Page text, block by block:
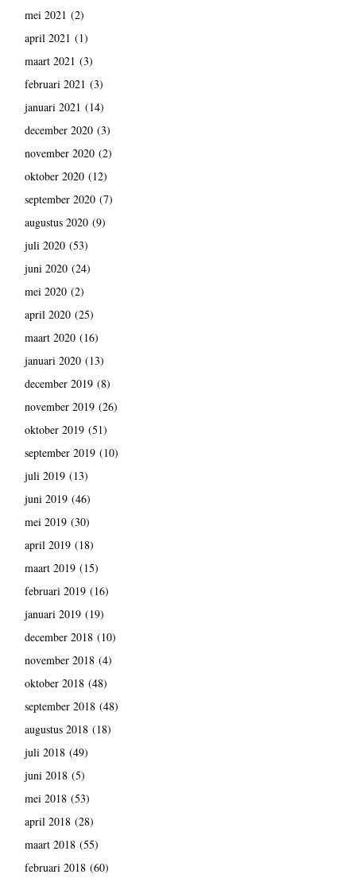
mei 2021 (2)
april 2021 (1)
maart 2021 (3)
februari 2021 (3)
januari 2021 (14)
december 2020(3)
november 2020(2)
oktober 2020(12)
september 2020(7)
augustus 2020(9)
juli 2020(53)
juni 2020(24)
mei 2020(2)
april 2020(25)
maart 2020(16)
januari 2020(13)
december 2019(8)
november 2019(26)
oktober 2019(51)
september 2019(10)
juli 2019(13)
juni 2019(46)
mei 2019(30)
april 2019(18)
maart 2019(15)
februari 2019(16)
januari 2019(19)
december 2018(10)
november 2018(4)
oktober 2018(48)
september 2018(48)
augustus 2018(18)
juli 2018(49)
juni 2018(5)
mei 2018(53)
april 2018(28)
maart 2018(55)
februari 2018(60)